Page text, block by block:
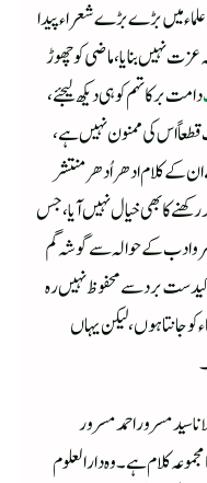
علماء میں بڑے بڑے شعراء پیدا
نہیں بنایا، ماضی کو چھوڑ
دامت برکاتہم کو ہی دیکھ لیجئے،
اس کی ممنون نہیں ہے،
کے کلام ادھر اُدھر منتشر
کا بھی خیال نہیں آیا، جس
وادب کے حوالہ سے گوشہ گم
ست برد سے محفوظ نہیں رہ
کو جانتا ہوں، لیکن یہاں
سید مسرور احمد مسرور
21اگست 2022) کا مجموعہ کلام ہے۔وہ دارالعلوم